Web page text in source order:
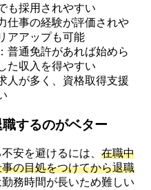
も採用されやすい
仕事の経験が評価されや
アアップも可能
：普通免許があれば始めら
た収入を得やすい
人が多く、資格取得支援
するのがベター
安を避けるには、 在職中
の目処をつけてから退職
務時間が長いため難しい